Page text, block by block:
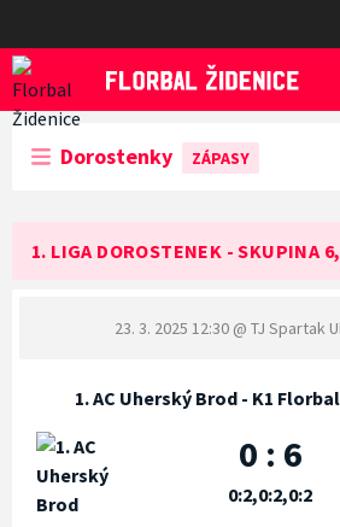
Florbal Židenice
Dorostenky ZÁPASY
1. LIGA DOROSTENEK - SKUPINA
23. 3. 2025 12:30@ TJ Spartak
1. AC Uherský Brod - K1
0 : 6
0:2,0:2,0:2